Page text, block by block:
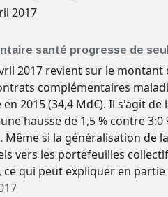
2017
santé progresse de
2017 revient sur le
complémentaires
2015 (34,4 Md€). Il s'agit
hausse de 1,5 % contre
Même si la généralisation
vers les portefeuilles
qui peut expliquer en